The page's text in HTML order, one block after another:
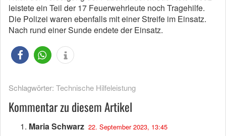
leistete ein Teil der 17 Feuerwehrleute noch Tragehilfe.
Die Polizei waren ebenfalls mit einer Streife im Einsatz.
Nach rund einer Sunde endete der Einsatz.
Schlagwörter: Technische Hilfeleistung
Kommentar zu diesem Artikel
Maria Schwarz 22. September 2023, 13:45